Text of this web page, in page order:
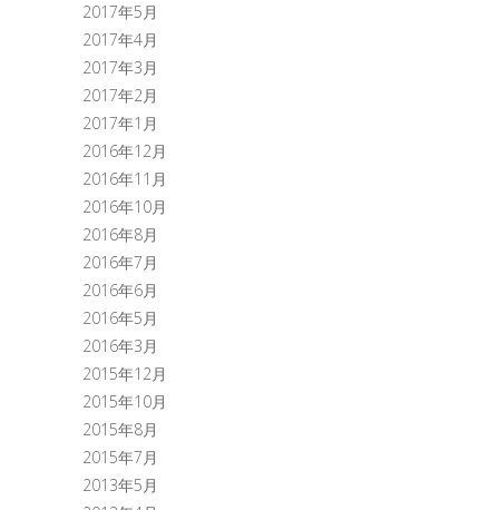
2017年5月
2017年4月
2017年3月
2017年2月
2017年1月
2016年12月
2016年11月
2016年10月
2016年8月
2016年7月
2016年6月
2016年5月
2016年3月
2015年12月
2015年10月
2015年8月
2015年7月
2013年5月